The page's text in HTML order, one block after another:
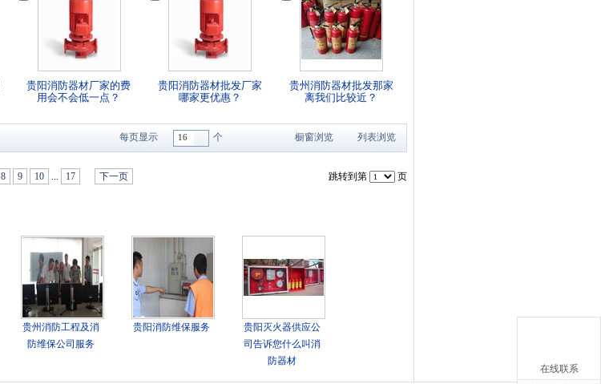
贵阳消防器材厂家的费
用会不会低一点？
贵阳消防器材批发厂家
哪家更优惠？
贵州消防器材批发那家
离我们比较近？
每页显示 16 个 橱窗浏览 列表浏览
跳转到第 页
8 9 10 ... 17 下一页
贵州消防工程及消
防维保公司服务
贵阳消防维保服务
贵阳灭火器供应公
司告诉您什么叫消
防器材
在线联系